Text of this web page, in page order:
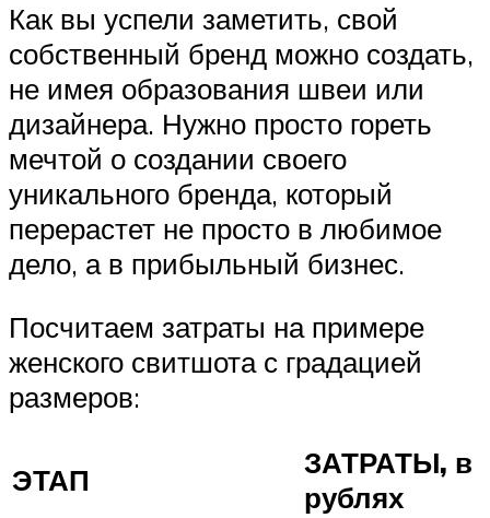
Как вы успели заметить, свой
собственный бренд можно создать,
не имея образования швеи или
дизайнера. Нужно просто гореть
мечтой о создании своего
уникального бренда, который
перерастет не просто в любимое
дело, а в прибыльный бизнес.
Посчитаем затраты на примере
женского свитшота с градацией
размеров:
ЭТАП
ЗАТРАТЫ, в
рублях